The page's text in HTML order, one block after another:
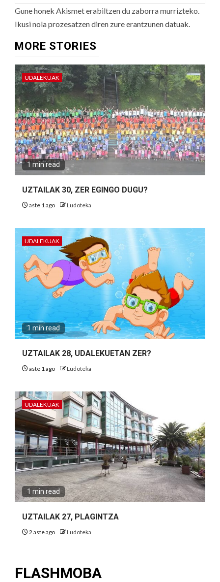
Gune honek Akismet erabiltzen du zaborra murrizteko.
Ikusi nola prozesatzen diren zure erantzunen datuak.
MORE STORIES
UDALEKUAK
1 min read
UZTAILAK 30, ZER EGINGO DUGU?
aste 1 ago Ludoteka
UDALEKUAK
1 min read
UZTAILAK 28, UDALEKUETAN ZER?
aste 1 ago Ludoteka
UDALEKUAK
1 min read
UZTAILAK 27, PLAGINTZA
2 aste ago Ludoteka
FLASHMOBA